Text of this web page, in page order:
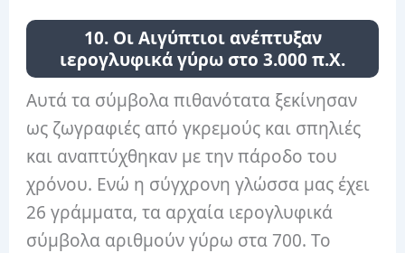
10. Οι Αιγύπτιοι ανέπτυξαν
ιερογλυφικά γύρω στο 3.000 π.Χ.
Αυτά τα σύμβολα πιθανότατα ξεκίνησαν
ως ζωγραφιές από γκρεμούς και σπηλιές
και αναπτύχθηκαν με την πάροδο του
χρόνου. Ενώ η σύγχρονη γλώσσα μας έχει
26 γράμματα, τα αρχαία ιερογλυφικά
σύμβολα αριθμούν γύρω στα 700. Το